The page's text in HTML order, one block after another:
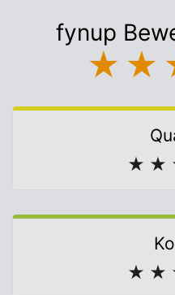
fynup
★ ★
★ ★
★ ★